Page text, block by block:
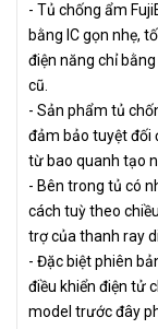
- Tủ chống ẩm
bằng IC gọn nhẹ,
điện năng chỉ
cũ.
- Sản phẩm tủ
đảm bảo tuyệt đối
từ bao quanh tạo
- Bên trong tủ có
cách tuỳ theo
trợ của thanh ray
- Đặc biệt phiên
điều khiển điện tử
model trước đây